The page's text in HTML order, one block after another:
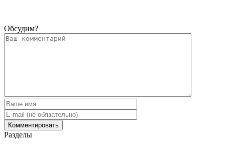
Обсудим?
Разделы